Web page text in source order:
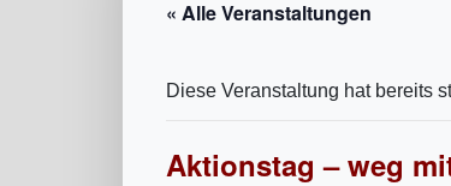
« Alle Veranstaltungen
Diese Veranstaltung hat bereits
Aktionstag – weg